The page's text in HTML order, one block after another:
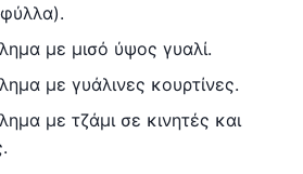
με μισό ύψος γυαλί.
με γυάλινες κουρτίνες.
με τζάμι σε κινητές και